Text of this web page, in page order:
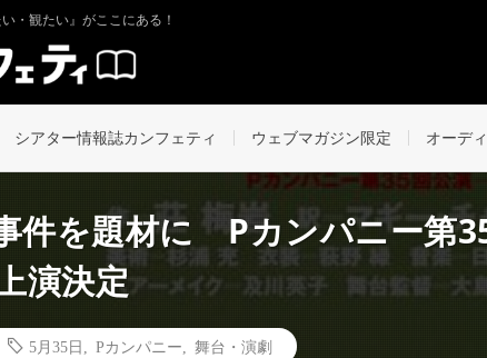
・観たい』がここにある！
シアター情報誌カンフェティ ウェブマガジン限定 オーデ
件を題材に Pカンパニー第
演決定
5月35日 Pカンパニー 舞台・演劇